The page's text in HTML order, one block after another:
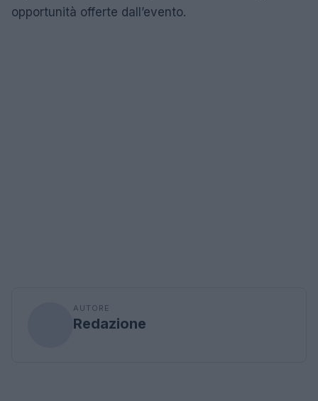
opportunità offerte dall’evento.
AUTORE
Redazione